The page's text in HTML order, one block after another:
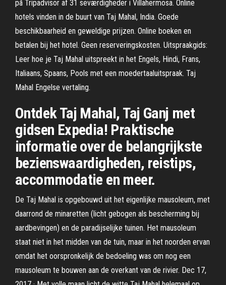
på Tripadvisor af 31 seværdigheder i Villahermosa. Online
hotels vinden in de buurt van Taj Mahal, India. Goede
beschikbaarheid en geweldige prijzen. Online boeken en
betalen bij het hotel. Geen reserveringskosten. Uitspraakgids:
Leer hoe je Taj Mahal uitspreekt in het Engels, Hindi, Frans,
Italiaans, Spaans, Pools met een moedertaaluitspraak. Taj
Mahal Engelse vertaling.
Ontdek Taj Mahal, Taj Ganj met
gidsen Expedia! Praktische
informatie over de belangrijkste
bezienswaardigheden, reistips,
accommodatie en meer.
De Taj Mahal is opgebouwd uit het eigenlijke mausoleum, met
daarrond de minaretten (licht gebogen als bescherming bij
aardbevingen) en de paradijselijke tuinen. Het mausoleum
staat niet in het midden van de tuin, maar in het noorden ervan
omdat het oorspronkelijk de bedoeling was om nog een
mausoleum te bouwen aan de overkant van de rivier. Dec 17,